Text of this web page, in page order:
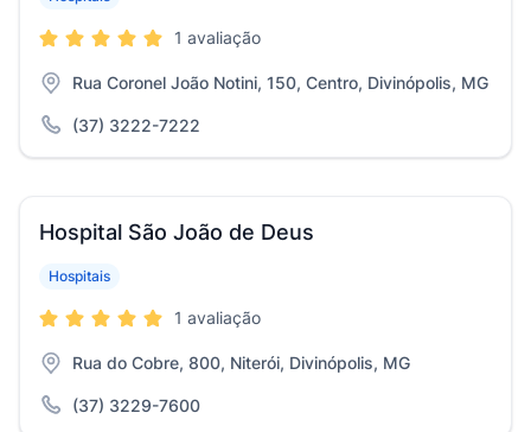
1 avaliação
Rua Coronel João Notini, 150, Centro, Divinópolis, MG
(37) 3222-7222
Hospital São João de Deus
Hospitais
1 avaliação
Rua do Cobre, 800, Niterói, Divinópolis, MG
(37) 3229-7600